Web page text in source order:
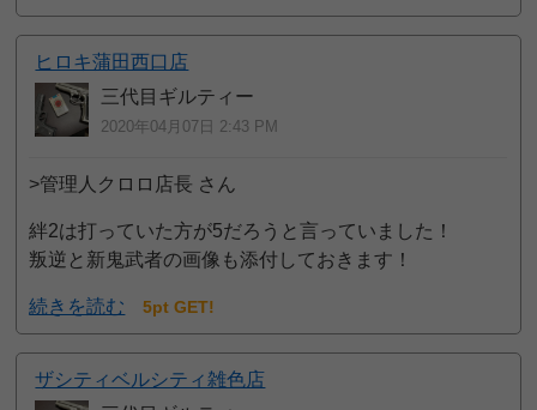
ヒロキ蒲田西口店
三代目ギルティー
2020年04月07日 2:43 PM
>管理人クロロ店長 さん
絆2は打っていた方が5だろうと言っていました！
叛逆と新鬼武者の画像も添付しておきます！
続きを読む 5pt GET!
ザシティベルシティ雑色店